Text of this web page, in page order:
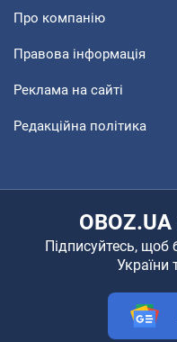
Про компанію
Правова інформація
Реклама на сайті
Редакційна політика
Підписуйтесь, щоб
України